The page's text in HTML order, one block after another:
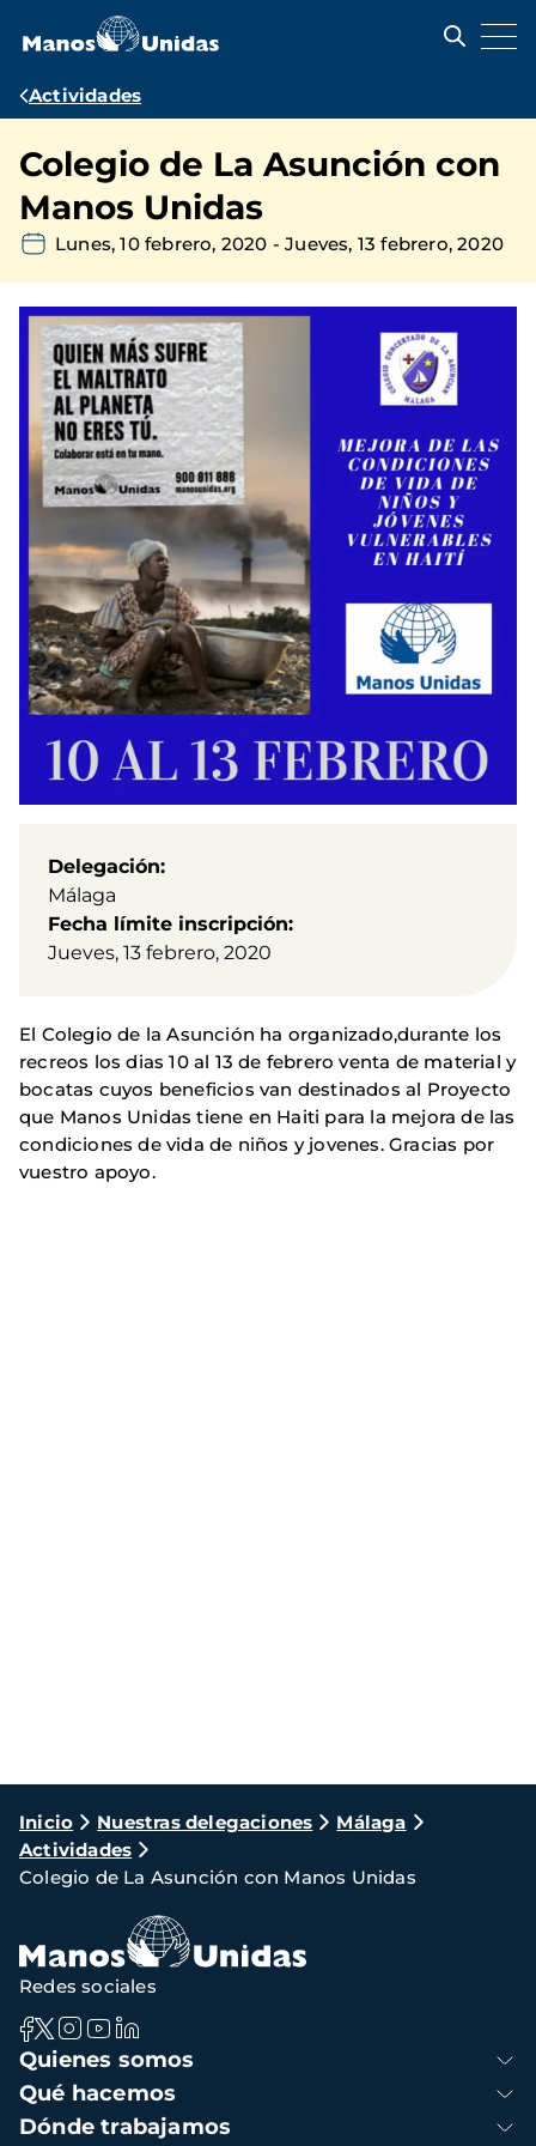
contenido
Ruta
navegación
Actividades
Colegio de La Asunción con
Manos Unidas
Lunes, 10 febrero, 2020 -Jueves, 13 febrero, 2020
Delegación
Málaga
Fecha límite inscripción
Jueves, 13 febrero, 2020
El Colegio de la Asunción ha organizado,durante los
recreos los dias 10 al 13 de febrero venta de material y
bocatas cuyos beneficios van destinados al Proyecto
que Manos Unidas tiene en Haiti para la mejora de las
condiciones de vida de niños y jovenes. Gracias por
vuestro apoyo.
Ruta
de
navegación
Inicio Nuestras delegaciones
Málaga
Actividades
Colegio de La Asunción con Manos Unidas
Navegación
principal
Quienes somos
Qué hacemos
Dónde trabajamos
Redes sociales